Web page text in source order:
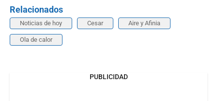
Relacionados
Noticias de hoy Cesar Aire y Afinia
Ola de calor
PUBLICIDAD